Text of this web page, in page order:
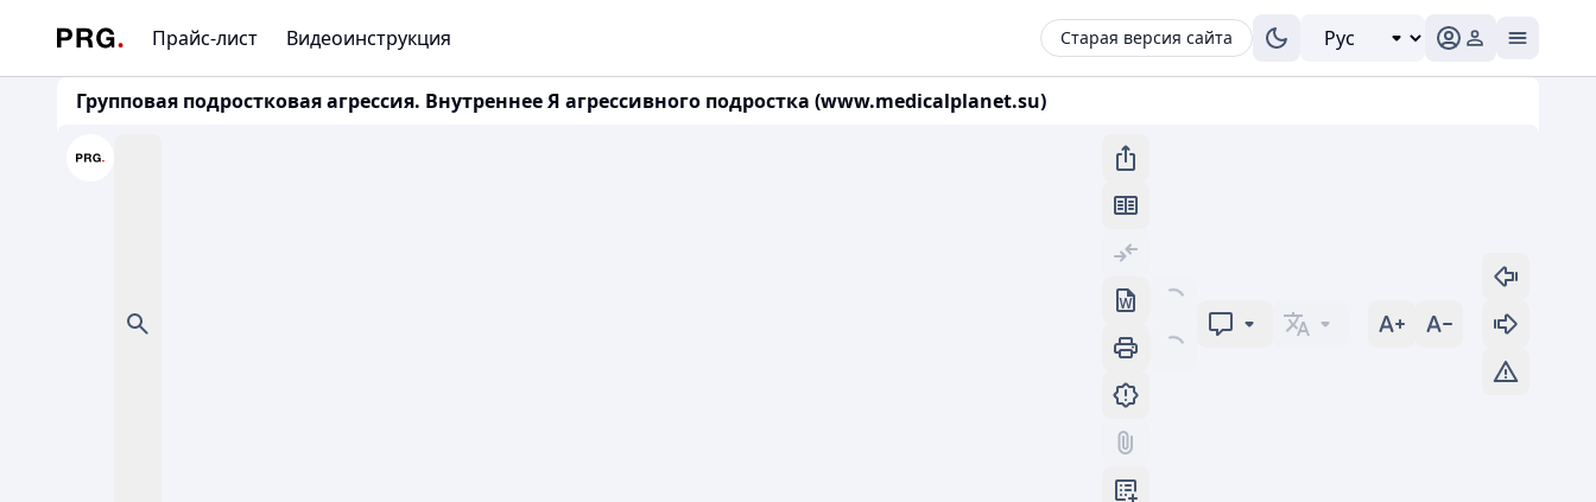
Прайс-лист Видеоинструкция Старая версия сайта
Групповая подростковая агрессия. Внутреннее Я агрессивного подростка (www.medicalplanet.su)